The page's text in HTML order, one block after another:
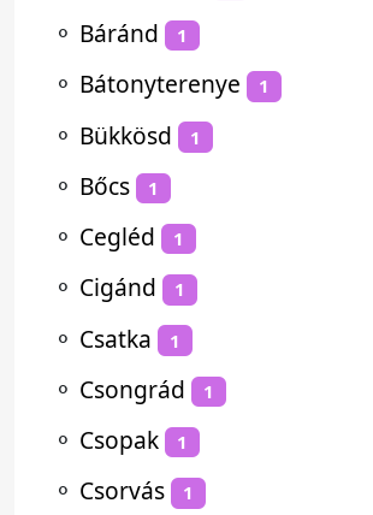
⚬ Báránd 1
⚬ Bátonyterenye 1
⚬ Bükkösd 1
⚬ Bőcs 1
⚬ Cegléd 1
⚬ Cigánd 1
⚬ Csatka 1
⚬ Csongrád 1
⚬ Csopak 1
⚬ Csorvás 1